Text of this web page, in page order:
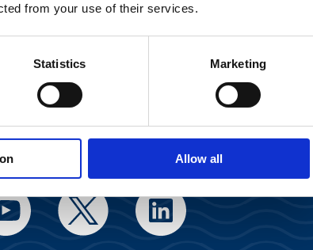
from your use of their services.
Statistics Marketing
Allow all
media